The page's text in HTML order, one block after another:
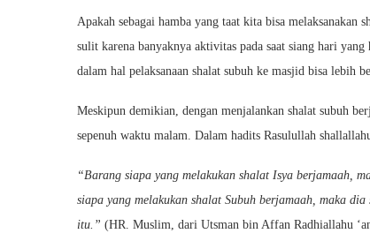
Apakah sebagai hamba yang taat kita bisa melaksanakan
sulit karena banyaknya aktivitas pada saat siang hari
dalam hal pelaksanaan shalat subuh ke masjid bisa lebih
Meskipun demikian, dengan menjalankan shalat subuh
sepenuh waktu malam. Dalam hadits Rasulullah
“Barang siapa yang melakukan shalat Isya berjamaah,
siapa yang melakukan shalat Subuh berjamaah, maka
itu.” (HR. Muslim, dari Utsman bin Affan Radhiallahu